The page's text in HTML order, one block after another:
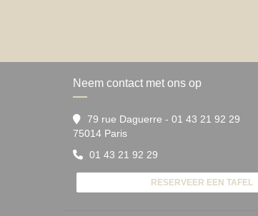
Neem contact met ons op
79 rue Daguerre - 01 43 21 92 29
75014 Paris((opent in een nieuw venster))
01 43 21 92 29
RESERVEER EEN TAFEL